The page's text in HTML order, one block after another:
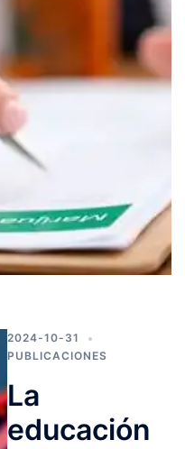
2024-10-31
PUBLICACIONES
La
educación